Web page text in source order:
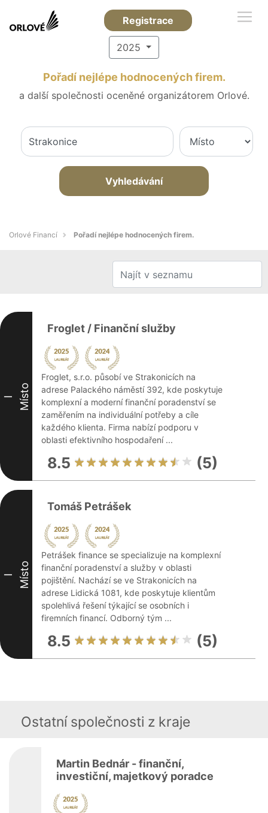
Registrace
2025
Pořadí nejlépe hodnocených firem.
a další společnosti oceněné organizátorem Orlové.
Vyhledávání
Orlové Financí Pořadí nejlépe hodnocených firem.
I Místo
Froglet / Finanční služby
Froglet, s.r.o. působí ve Strakonicích na
adrese Palackého náměstí 392, kde poskytuje
komplexní a moderní finanční poradenství se
zaměřením na individuální potřeby a cíle
každého klienta. Firma nabízí podporu v
oblasti efektivního hospodaření ...
8.5 (5)
I Místo
Tomáš Petrášek
Petrášek finance se specializuje na komplexní
finanční poradenství a služby v oblasti
pojištění. Nachází se ve Strakonicích na
adrese Lidická 1081, kde poskytuje klientům
spolehlivá řešení týkající se osobních i
firemních financí. Odborný tým ...
8.5 (5)
Ostatní společnosti z kraje
Martin Bednár - finanční,
investiční, majetkový poradce